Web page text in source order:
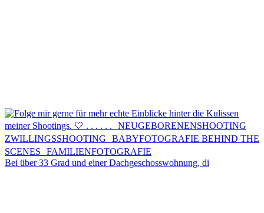
Bei über 33 Grad und einer Dachgeschosswohnung, di